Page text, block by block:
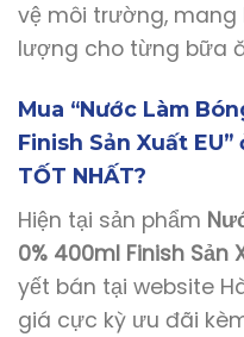
vệ môi trường,
lượng cho từng bữa
Mua “Nước Làm
Finish Sản Xuất EU”
TỐT NHẤT?
Hiện tại sản phẩm
0% 400ml Finish Sản
yết bán tại website
giá cực kỳ ưu đãi